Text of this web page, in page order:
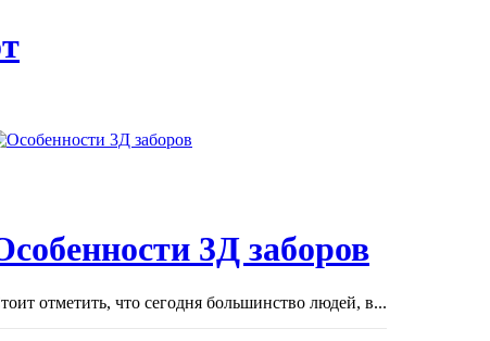
3Д заборов
отметить, что сегодня большинство людей, в...